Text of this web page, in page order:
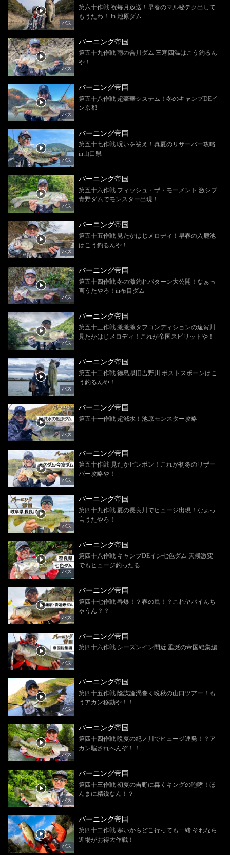
バス
第六十作戦 祝毎月放送！早春のマル秘テク出して
もうたわ！ in 池原ダム
バス
バーニング帝国
第五十九作戦 雨の合川ダム 三寒四温はこう釣るん
や！
バス
バーニング帝国
第五十八作戦 超豪華システム！冬のキャンプDEイ
ン京都
バス
バーニング帝国
第五十七作戦 呪いを祓え！真夏のリザーバー攻略
in山口県
バス
バーニング帝国
第五十六作戦 フィッシュ・ザ・モーメント 激シブ
青野ダムでモンスター出現！
バス
バーニング帝国
第五十五作戦 見たかはじメロディ！早春の入鹿池
はこう釣るんや！
バス
バーニング帝国
第五十四作戦 冬の激釣れパターン大公開！なぁっ
言うたやろ！in布目ダム
バス
バーニング帝国
第五十三作戦 激激激タフコンディションの遠賀川
見たかはじメロディ！これが帝国スピリットや！
バス
バーニング帝国
第五十二作戦 徳島県旧吉野川 ポストスポーンはこ
う釣るんや！
バス
バーニング帝国
第五十一作戦 超減水！池原モンスター攻略
バス
バーニング帝国
第五十作戦 見たかピンポン！これが初冬のリザー
バー攻略や！
バス
バーニング帝国
第四十九作戦 夏の長良川でヒュージ出現！なぁっ
言うたやろ！
バス
バーニング帝国
第四十八作戦 キャンプDEイン七色ダム 天候激変
でもヒュージ釣ったる
バス
バーニング帝国
第四十七作戦 春爆！？春の嵐！？これヤバイんち
ゃうん？？
バス
バーニング帝国
第四十六作戦 シーズンイン間近 垂涎の帝国総集編
バス
バーニング帝国
第四十五作戦 陰謀論渦巻く晩秋の山口ツアー！も
うアカン移動や！！
バス
バーニング帝国
第四十四作戦 晩夏の紀ノ川でヒュージ連発！？ア
カン騙されへんぞ！！
バス
バーニング帝国
第四十三作戦 初夏の吉野に轟くキングの咆哮！ほ
んまに精鋭なん！？
バス
バーニング帝国
第四十二作戦 寒いからどこ行っても一緒 それなら
近場がお得大作戦！